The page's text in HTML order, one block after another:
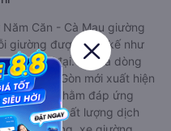
Căn - Cà Mau giường
giường được thiết kế như
hiện đại. Đây là dòng
12 - Sài Gòn mới xuất hiện
ra đời nhằm đáp ứng
hàng về chất lượng dịch